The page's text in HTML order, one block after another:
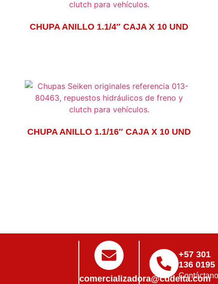
CHUPA ANILLO 1.1/4″ CAJA X 10 UND
CHUPA ANILLO 1.1/16″ CAJA X 10 UND
comercializadora@cddelta.com
+57 301
136 0195